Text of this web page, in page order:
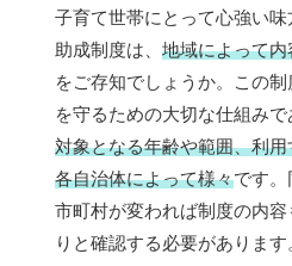
子育て世帯にとって心強い
助成制度は、 地域によって
をご存知でしょうか。この
を守るための大切な仕組み
対象となる年齢や範囲、利
各自治体によって様々です。
市町村が変われば制度の内
りと確認する必要があります